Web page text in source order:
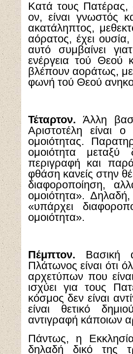
Κατά τους Πατέρας,
ον, είναι γνωστός
ακατάληπτος,
αόρατος, έχει
αυτό συμβαίνει
ενέργεια τού Θεού
βλέπουν αοράτως,
φωνή τού Θεού
Τέταρτον. Άλλη
Αριστοτέλη είναι
ομοιότητας.
ομοιότητα
περιγραφή και
φθάση κανείς στην
διαφοροποίηση,
ομοιότητα».
«υπάρχει
ομοιότητα».
Πέμπτον. Βασική
Πλάτωνος είναι ότι
αρχετύπων που
ισχύει για τους
κόσμος δεν είναι
είναι θετικό
αντιγραφή κάποιων
Πάντως, η
δηλαδή δικό της